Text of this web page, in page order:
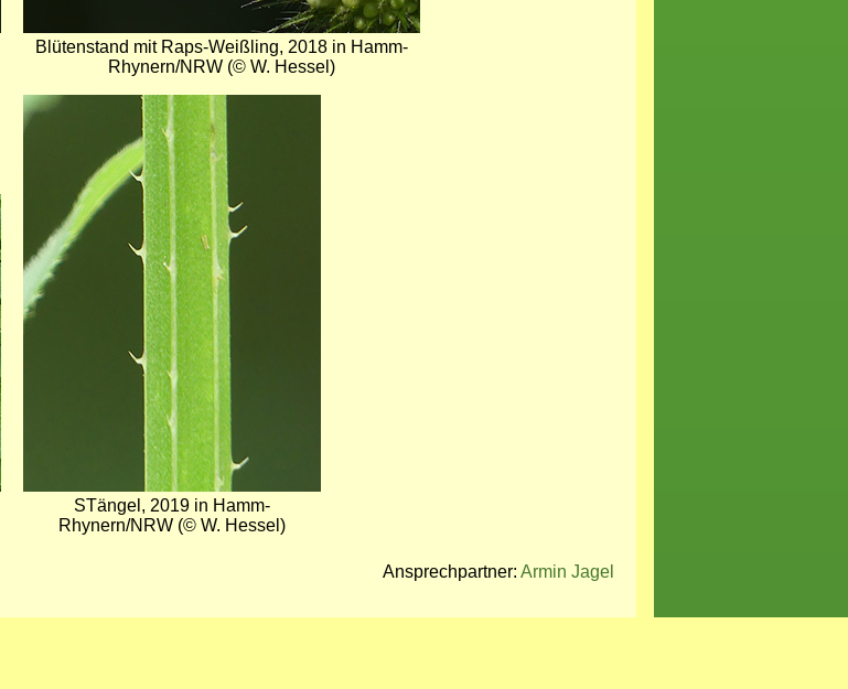
Blütenstand mit Raps-Weißling, 2018 in Hamm-
Rhynern/NRW (© W. Hessel)
Bild
STängel, 2019 in Hamm-
Rhynern/NRW (© W. Hessel)
Ansprechpartner: Armin Jagel